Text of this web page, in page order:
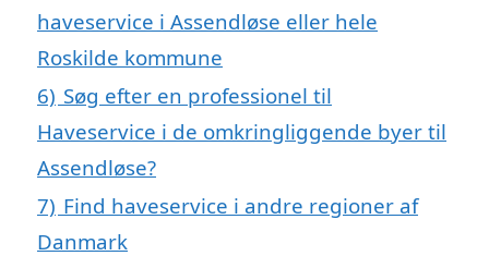
haveservice i Assendløse eller hele
Roskilde kommune
6) Søg efter en professionel til
Haveservice i de omkringliggende byer til
Assendløse?
7) Find haveservice i andre regioner af
Danmark